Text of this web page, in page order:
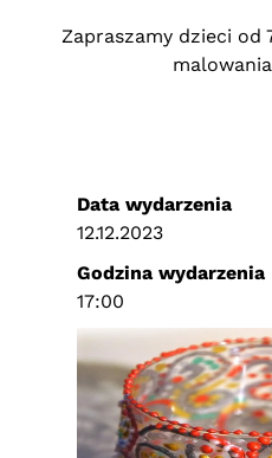
Zapraszamy dzieci od
Data wydarzenia
12.12.2023
Godzina wydarzenia
17:00